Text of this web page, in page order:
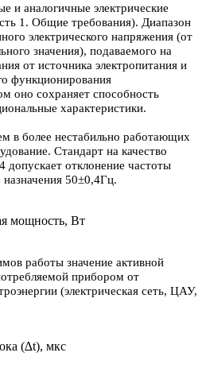
аналогичные электрические
1. Общие требования). Диапазон
электрического напряжения (от
значения), подаваемого на
от источника электропитания и
функционирования
оно сохраняет способность
характеристики.
в более нестабильно работающих
Стандарт на качество
допускает отклонение частоты
50±0,4Гц.
мощность, Вт
работы значение активной
прибором от
(электрическая сеть, ЦАУ,
(∆t), мкс